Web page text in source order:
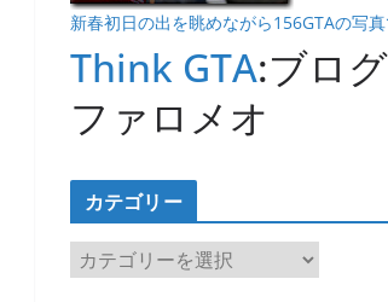
新春初日の出を眺めながら156GTAの写
Think GTA:ブロ
ファロメオ
カテゴリー
カ
テ